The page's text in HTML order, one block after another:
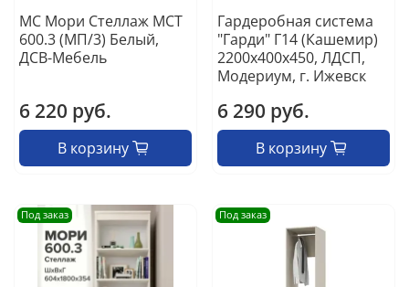
МС Мори Стеллаж МСТ
600.3 (МП/3) Белый,
ДСВ-Мебель
6 220 руб.
В корзину
Гардеробная система
"Гарди" Г14 (Кашемир)
2200х400х450, ЛДСП,
Модериум, г. Ижевск
6 290 руб.
В корзину
Под заказ Под заказ